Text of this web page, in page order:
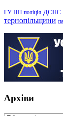
ГУ НП поліція ДСНС
тернопільщини
Архіви